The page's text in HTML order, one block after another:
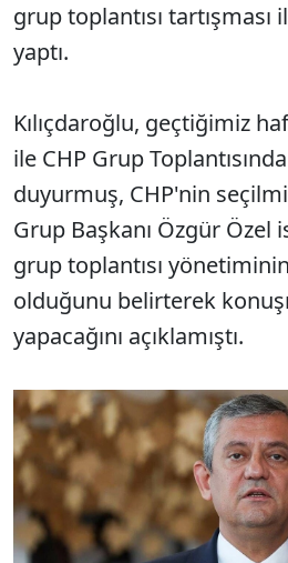
grup toplantısı tartışması
yaptı.
Kılıçdaroğlu, geçtiğimiz
ile CHP Grup
duyurmuş, CHP'nin
Grup Başkanı Özgür Özel
grup toplantısı
olduğunu belirterek
yapacağını açıklamıştı.